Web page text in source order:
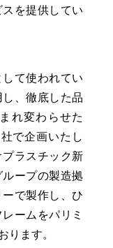
を提供してい
て使われてい
、徹底した品
れ変わらせた
社で企画いたし
ラスチック新
ープの製造拠
で製作し、ひ
ームをパリミ
ります。